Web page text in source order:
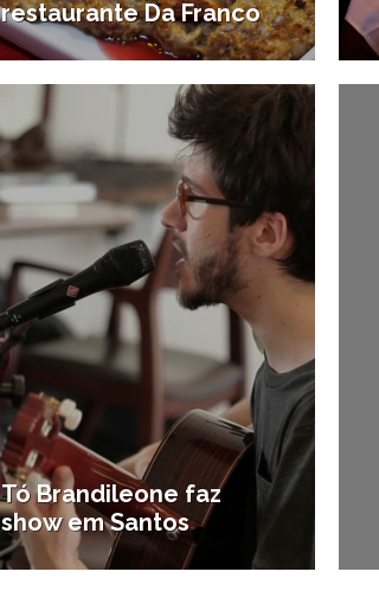
restaurante Da Franco
21/08/2017
Tó Brandileone faz
show em Santos
16/03/2017